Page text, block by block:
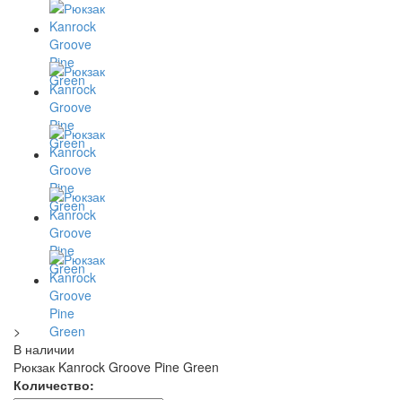
>
В наличии
Рюкзак Kanrock Groove Pine Green
Количество: